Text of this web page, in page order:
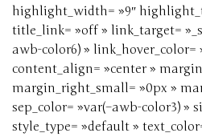
highlight_width= »9″
title_link= »off » link_target=
awb-color6) » link_hover_color=
content_align= »center »
margin_right_small= »0px »
sep_color= »var(–awb-color3) »
style_type= »default »